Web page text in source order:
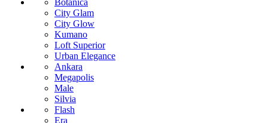
Botanica
City Glam
City Glow
Kumano
Loft Superior
Urban Elegance
Ankara
Megapolis
Male
Silvia
Flash
Era